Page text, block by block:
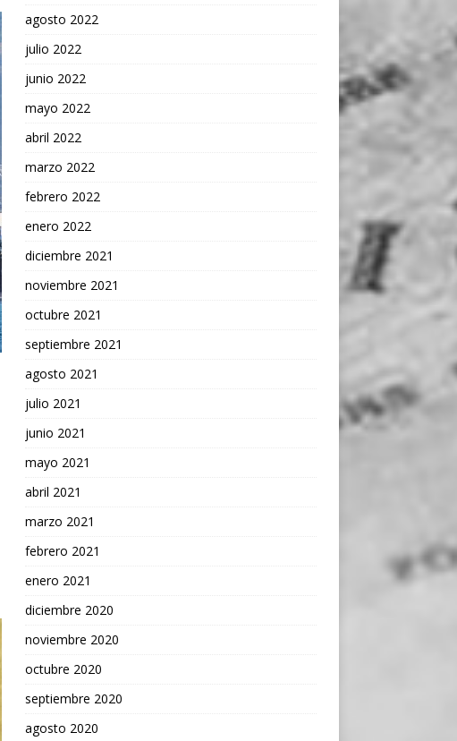
agosto 2022
julio 2022
junio 2022
mayo 2022
abril 2022
marzo 2022
febrero 2022
enero 2022
diciembre 2021
noviembre 2021
octubre 2021
septiembre 2021
agosto 2021
julio 2021
junio 2021
mayo 2021
abril 2021
marzo 2021
febrero 2021
enero 2021
diciembre 2020
noviembre 2020
octubre 2020
septiembre 2020
agosto 2020